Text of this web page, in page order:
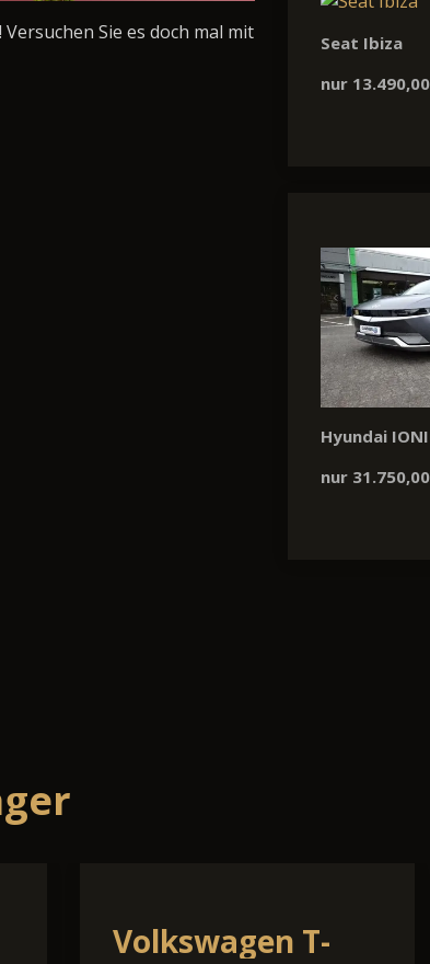
Sie es doch mal mit
Seat Ibiza
nur
Hyundai
nur
Skoda Kodiaq